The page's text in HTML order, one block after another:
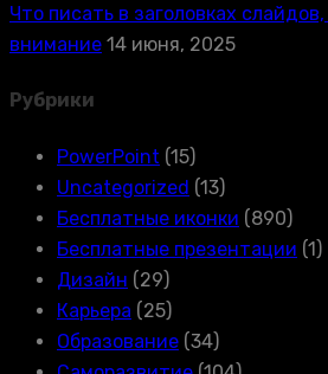
Что писать в заголовках
внимание 14 июня, 2025
Рубрики
PowerPoint (15)
Uncategorized (13)
Бесплатные иконки (890)
Бесплатные презентации (1)
Дизайн (29)
Карьера (25)
Образование (34)